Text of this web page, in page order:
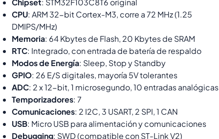
Chipset: STM32F103C8T6 original
CPU: ARM 32-bit Cortex-M3, corre a 72 MHz (1.25
DMIPS/MHz)
Memoria: 64 Kbytes de Flash, 20 Kbytes de SRAM
RTC: Integrado, con entrada de batería de respaldo
Modos de Energía: Sleep, Stop y Standby
GPIO: 26 E/S digitales, mayoría 5V tolerantes
ADC: 2 x 12-bit, 1 microsegundo, 10 entradas analógicas
Temporizadores: 7
Comunicaciones: 2 I2C, 3 USART, 2 SPI, 1 CAN
USB: Micro USB para alimentación y comunicaciones
Debugging: SWD (compatible con ST-Link V2)